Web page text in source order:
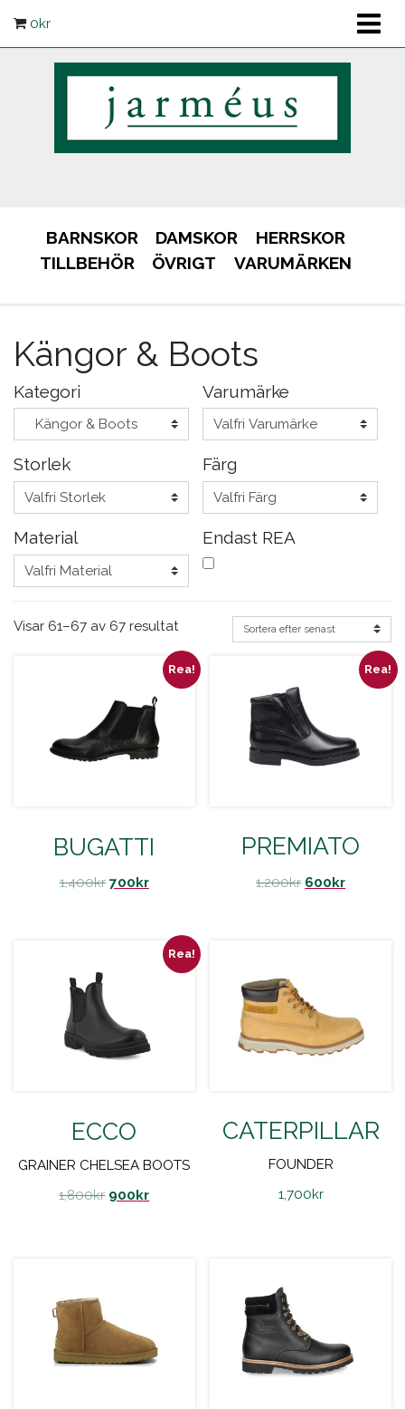
0kr
BARNSKOR DAMSKOR
HERRSKOR
TILLBEHÖR
ÖVRIGT VARUMÄRKEN
Kängor & Boots
Kategori Varumärke
Storlek Färg
Material Endast REA
Visar 61–67 av 67 resultat
Rea!
BUGATTI
1,400kr 700kr
Rea!
PREMIATO
1,200kr 600kr
Rea!
ECCO
GRAINER CHELSEA BOOTS
1,800kr 900kr
CATERPILLAR
FOUNDER
1,700kr